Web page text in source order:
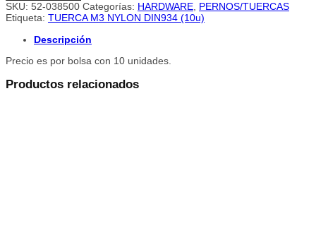
SKU: 52-038500 Categorías: HARDWARE, PERNOS/TUERCAS
Etiqueta: TUERCA M3 NYLON DIN934 (10u)
Descripción
Precio es por bolsa con 10 unidades.
Productos relacionados